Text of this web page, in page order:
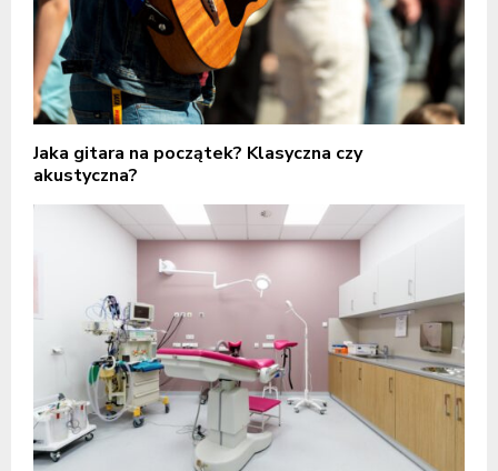
Jaka gitara na początek? Klasyczna czy
akustyczna?